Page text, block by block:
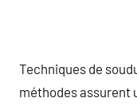
Techniques de
méthodes assurent